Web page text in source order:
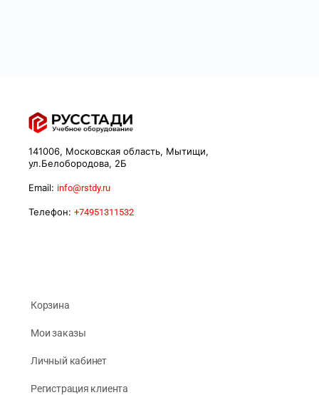
141006, Московская область, Мытищи,
ул.Белобородова, 2Б
Email: info@rstdy.ru
Телефон: +74951311532
Корзина
Мои заказы
Личный кабинет
Регистрация клиента